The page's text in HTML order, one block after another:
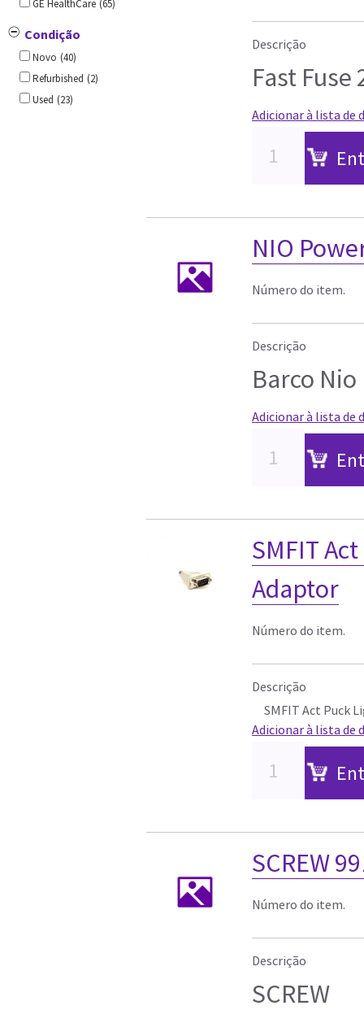
GE HealthCare (65)
Condição
Novo (40)
Refurbished (2)
Used (23)
Descrição
Fast Fuse
Adicionar à lista de
NIO
Número do item.
Descrição
Barco
Adicionar à lista de
SMFIT
Adaptor
Número do item.
Descrição
SMFIT Act Puck
Adicionar à lista de
SCREW
Número do item.
Descrição
SCREW